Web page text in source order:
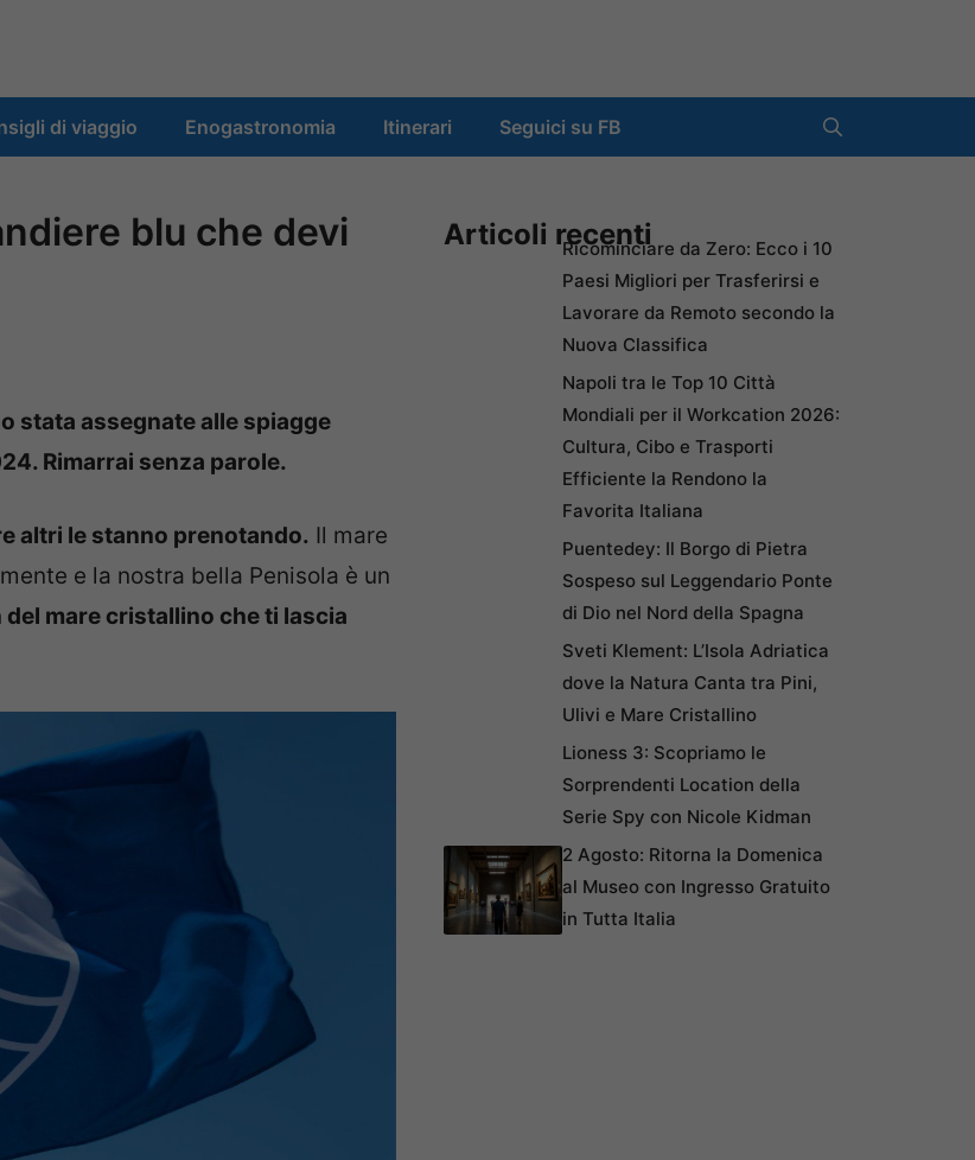
di viaggio Enogastronomia Itinerari Seguici su FB
blu che devi
stata assegnate alle spiagge
Rimarrai senza parole.
altri le stanno prenotando. Il mare
e la nostra bella Penisola è un
mare cristallino che ti lascia
Articoli recentiRicominciare da Zero: Ecco i 10
Paesi Migliori per Trasferirsi e
Lavorare da Remoto secondo la
Nuova Classifica
Napoli tra le Top 10 Città
Mondiali per il Workcation 2026:
Cultura, Cibo e Trasporti
Efficiente la Rendono la
Favorita Italiana
Puentedey: Il Borgo di Pietra
Sospeso sul Leggendario Ponte
di Dio nel Nord della Spagna
Sveti Klement: L’Isola Adriatica
dove la Natura Canta tra Pini,
Ulivi e Mare Cristallino
Lioness 3: Scopriamo le
Sorprendenti Location della
Serie Spy con Nicole Kidman
2 Agosto: Ritorna la Domenica
al Museo con Ingresso Gratuito
in Tutta Italia